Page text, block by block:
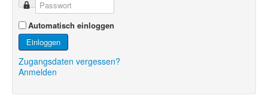
Automatisch einloggen
Einloggen
Zugangsdaten vergessen?
Anmelden